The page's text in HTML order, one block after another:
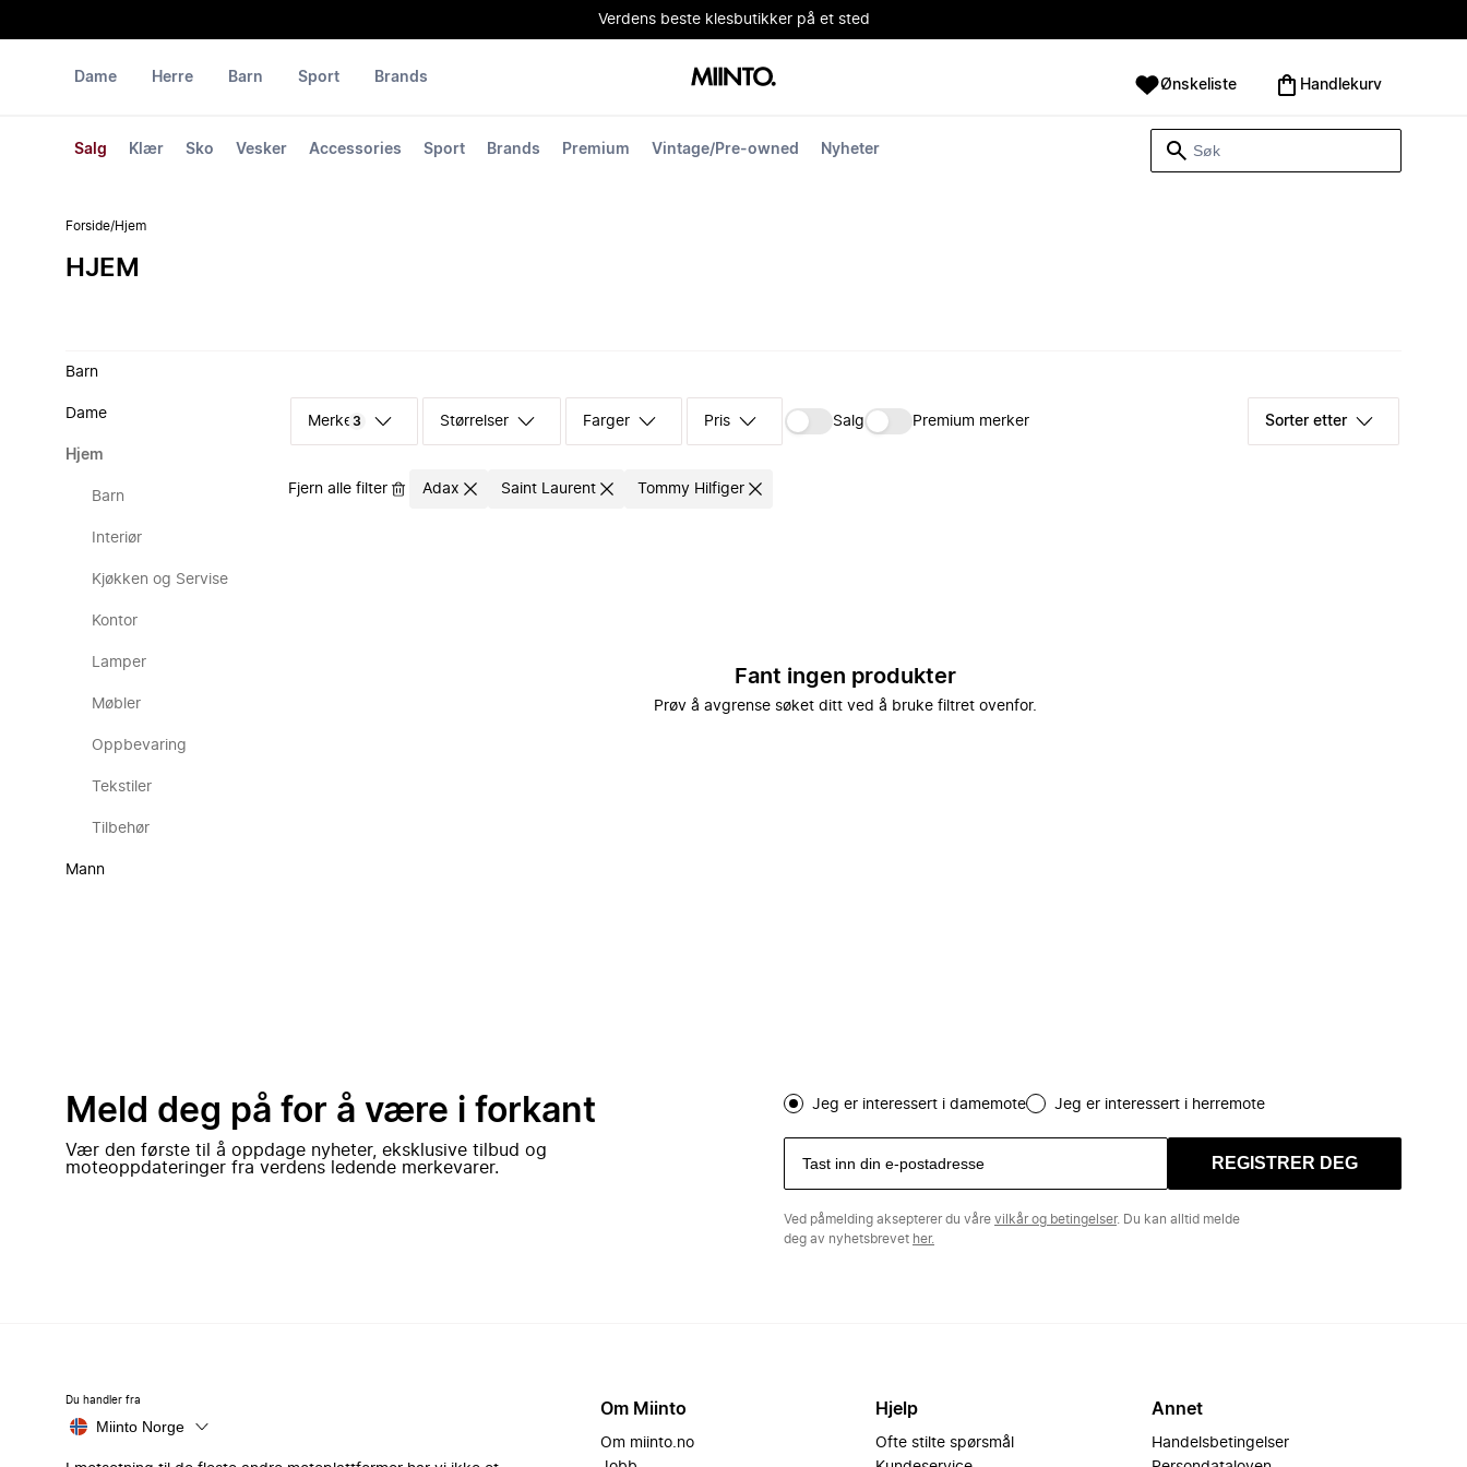
Verdens beste klesbutikker på et sted
Dame
Salg Klær Sko Vesker Accessories Sport Brands Premium Vintage/Pre-owned Nyheter
Herre Barn Sport Brands Ønskeliste Handlekurv
Forside/Hjem
HJEM
Barn
Dame
Hjem
Barn
Interiør
Kjøkken og Servise
Kontor
Lamper
Møbler
Oppbevaring
Tekstiler
Tilbehør
Mann
Merke3 Størrelser Farger Pris Salg Premium merker Sorter etter
Fjern alle filter Adax Saint Laurent Tommy Hilfiger
Fant ingen produkter
Prøv å avgrense søket ditt ved å bruke filtret ovenfor.
Meld deg på for å være i forkant
Vær den første til å oppdage nyheter, eksklusive tilbud og
moteoppdateringer fra verdens ledende merkevarer.
Jeg er interessert i damemote Jeg er interessert i herremote
REGISTRER DEG
Ved påmelding aksepterer du våre vilkår og betingelser. Du kan alltid melde
deg av nyhetsbrevet her.
Du handler fra
Miinto Norge
Om Miinto
Om miinto.no
Hjelp
Ofte stilte spørsmål
Annet
Handelsbetingelser